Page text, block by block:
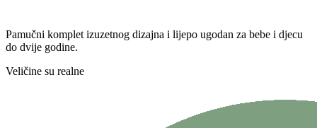
Pamučni komplet izuzetnog dizajna i lijepo ugodan za bebe i djecu
do dvije godine.
Veličine su realne